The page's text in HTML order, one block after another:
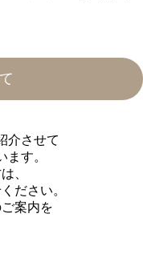
介させて
ます。
、
ださい。
案内を